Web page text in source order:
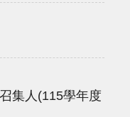
集人(115學年度